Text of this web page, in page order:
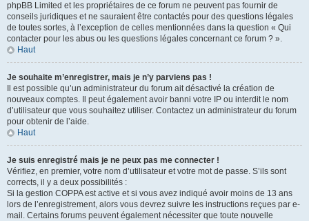
phpBB Limited et les propriétaires de ce forum ne peuvent pas fournir de
conseils juridiques et ne sauraient être contactés pour des questions légales
de toutes sortes, à l’exception de celles mentionnées dans la question « Qui
contacter pour les abus ou les questions légales concernant ce forum ? ».
Haut
Je souhaite m’enregistrer, mais je n’y parviens pas !
Il est possible qu’un administrateur du forum ait désactivé la création de
nouveaux comptes. Il peut également avoir banni votre IP ou interdit le nom
d’utilisateur que vous souhaitez utiliser. Contactez un administrateur du forum
pour obtenir de l’aide.
Haut
Je suis enregistré mais je ne peux pas me connecter !
Vérifiez, en premier, votre nom d’utilisateur et votre mot de passe. S’ils sont
corrects, il y a deux possibilités :
Si la gestion COPPA est active et si vous avez indiqué avoir moins de 13 ans
lors de l’enregistrement, alors vous devrez suivre les instructions reçues par e-
mail. Certains forums peuvent également nécessiter que toute nouvelle